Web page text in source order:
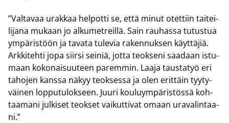
”Val­ta­vaa urak­kaa hel­pot­ti se, että minut otet­tiin tai­tei­
li­ja­na mu­kaan jo al­ku­met­reil­lä. Sain rau­has­sa tu­tus­tua
ym­pä­ris­töön ja ta­va­ta tu­le­via ra­ken­nuk­sen käyt­tä­jiä.
Ark­ki­teh­ti jopa siir­si sei­niä, jotta teok­se­ni saa­daan is­tu­
maan ko­ko­nai­suu­teen pa­rem­min. Laaja taus­ta­työ eri
ta­ho­jen kans­sa näkyy teok­ses­sa ja olen erit­täin tyy­ty­
väi­nen lop­pu­tu­lok­seen. Juuri kou­lu­ym­pä­ris­tös­sä koh­
taa­ma­ni jul­ki­set teok­set vai­kut­ti­vat omaan ura­va­lin­taa­
ni.”